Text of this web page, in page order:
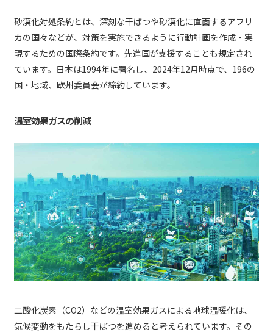
砂漠化対処条約とは、深刻な干ばつや砂漠化に直面するアフリ
カの国々などが、対策を実施できるように行動計画を作成・実
現するための国際条約です。先進国が支援することも規定され
ています。日本は1994年に署名し、2024年12月時点で、196の
国・地域、欧州委員会が締約しています。
温室効果ガスの削減
二酸化炭素（CO2）などの温室効果ガスによる地球温暖化は、
気候変動をもたらし干ばつを進めると考えられています。その